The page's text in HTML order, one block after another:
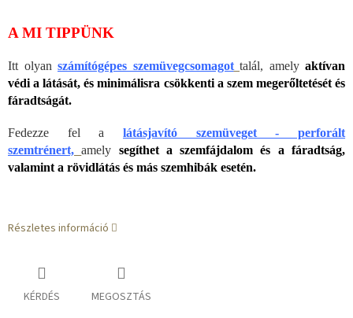
A MI TIPPÜNK
Itt olyan számítógépes szemüvegcsomagot talál, amely aktívan
védi a látását, és minimálisra csökkenti a szem megerőltetését és
fáradtságát.
Fedezze fel a
látásjavító szemüveget - perforált
szemtrénert, amely segíthet a szemfájdalom és a fáradtság,
valamint a rövidlátás és más szemhibák esetén.
Részletes információ
KÉRDÉS MEGOSZTÁS